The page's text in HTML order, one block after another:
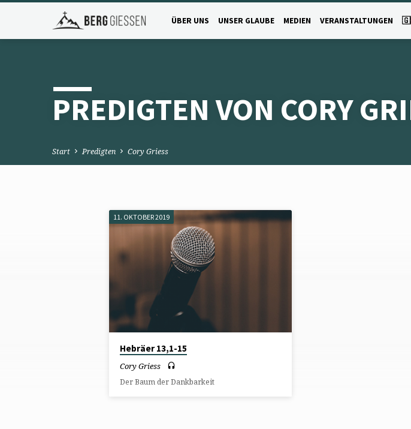
ÜBER UNS UNSER GLAUBE MEDIEN VERANSTALTUNGEN
PREDIGTEN VON CORY
Start Predigten Cory Griess
PREDIGTEN
CORY
GRIESS
11. OKTOBER 2019
Hebräer 13,1-15
Cory Griess
Der Baum der Dankbarkeit